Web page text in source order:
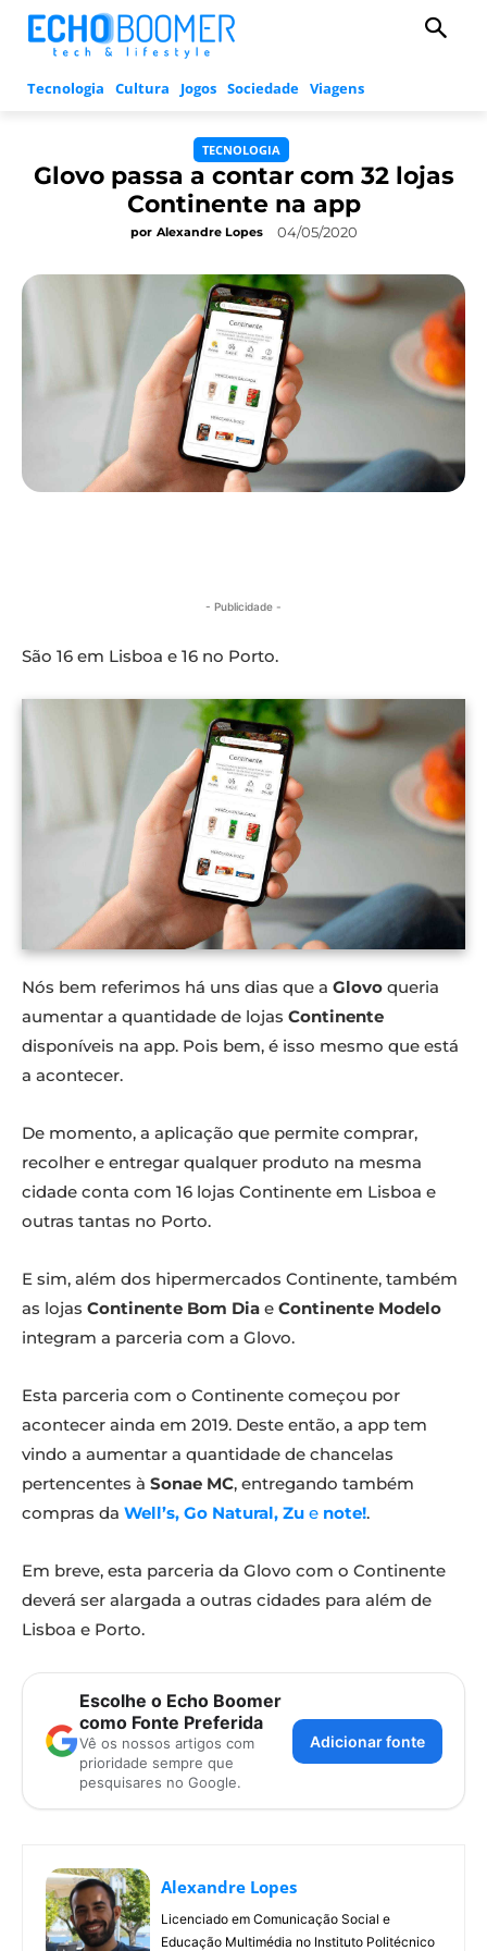
Tecnologia Cultura Jogos Sociedade Viagens
TECNOLOGIA
Glovo passa a contar com 32 lojas
Continente na app
por Alexandre Lopes 04/05/2020
- Publicidade -
São 16 em Lisboa e 16 no Porto.
Nós bem referimos há uns dias que a Glovo queria
aumentar a quantidade de lojas Continente
disponíveis na app. Pois bem, é isso mesmo que está
a acontecer.
De momento, a aplicação que permite comprar,
recolher e entregar qualquer produto na mesma
cidade conta com 16 lojas Continente em Lisboa e
outras tantas no Porto.
E sim, além dos hipermercados Continente, também
as lojas Continente Bom Dia e Continente Modelo
integram a parceria com a Glovo.
Esta parceria com o Continente começou por
acontecer ainda em 2019. Deste então, a app tem
vindo a aumentar a quantidade de chancelas
pertencentes à Sonae MC, entregando também
compras da Well’s, Go Natural, Zu e note!.
Em breve, esta parceria da Glovo com o Continente
deverá ser alargada a outras cidades para além de
Lisboa e Porto.
Escolhe o Echo Boomer
como Fonte Preferida
Vê os nossos artigos com
prioridade sempre que
pesquisares no Google.
Adicionar fonte
Alexandre Lopes
Licenciado em Comunicação Social e
Educação Multimédia no Instituto Politécnico